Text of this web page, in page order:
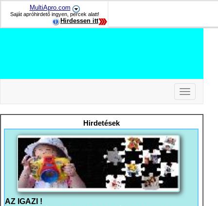
MultiApro.com
Saját apróhirdető ingyen, percek alatt!
Hirdessen itt
Toggle
navigation
-
-
Hirdetések
AZ IGAZI !